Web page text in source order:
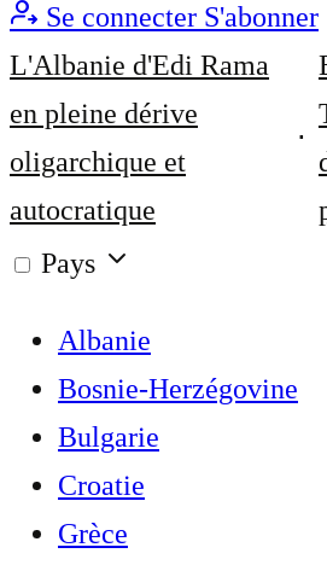
Se connecter S'abonner
L'Albanie d'Edi Rama
en pleine dérive
oligarchique et
autocratique
Pays
Albanie
Bosnie-Herzégovine
Bulgarie
Croatie
Grèce